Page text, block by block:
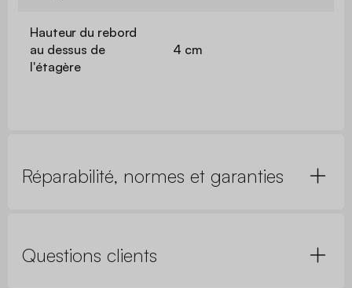
Hauteur du rebord
au dessus de
l'étagère
4 cm
Réparabilité, normes et garanties
Questions clients